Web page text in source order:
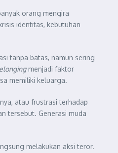
orang mengira
identitas, kebutuhan
tanpa batas, namun sering
menjadi faktor
memiliki keluarga.
atau frustrasi terhadap
tersebut. Generasi muda
melakukan aksi teror.